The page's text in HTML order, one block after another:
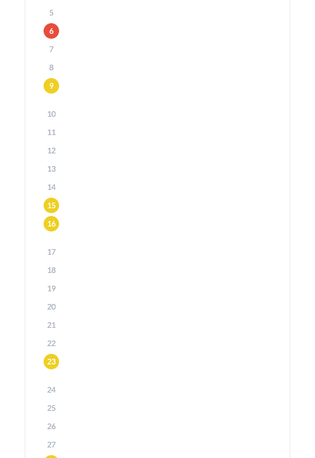
5
6
7
8
9
10
11
12
13
14
15
16
17
18
19
20
21
22
23
24
25
26
27